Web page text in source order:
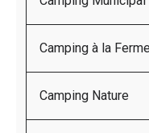
Camping à la
Camping Nature